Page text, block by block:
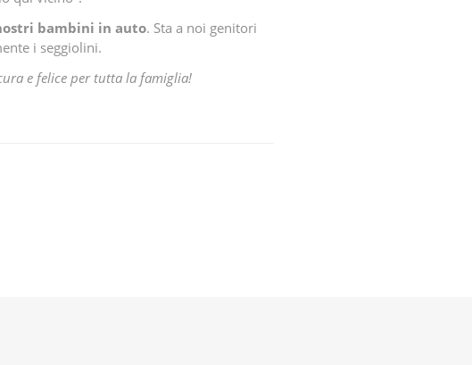
bambini in auto. Sta a noi genitori
i seggiolini.
e felice per tutta la famiglia!